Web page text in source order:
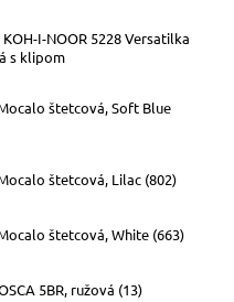
I-NOOR 5228 Versatilka
s klipom
štetcová, Soft Blue
štetcová, Lilac (802)
štetcová, White (663)
5BR, ružová (13)